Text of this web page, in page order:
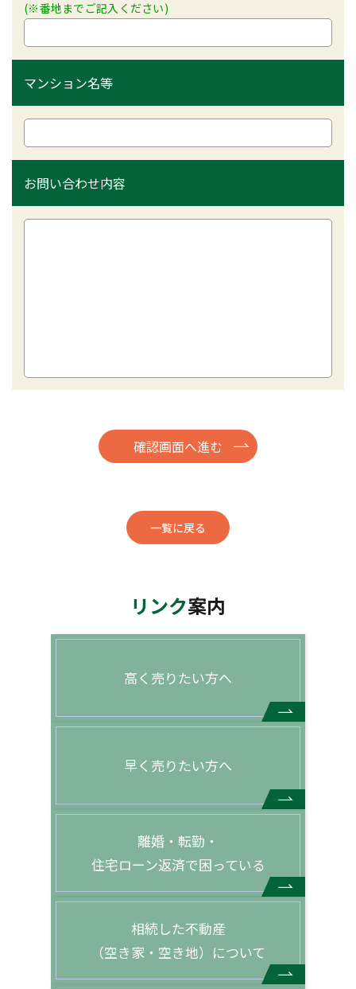
(※番地までご記入ください)
マンション名等
お問い合わせ内容
一覧に戻る
リンク案内
高く売りたい方へ
早く売りたい方へ
離婚・転勤・
住宅ローン返済で困っている
相続した不動産
（空き家・空き地）について